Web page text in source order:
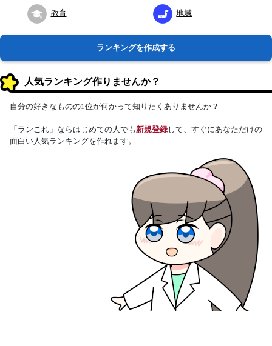
教育 地域
ランキングを作成する
人気ランキング作りませんか？
自分の好きなものの1位が何かって知りたくありませんか？
「ランこれ」ならはじめての人でも新規登録して、すぐにあなただけの
面白い人気ランキングを作れます。